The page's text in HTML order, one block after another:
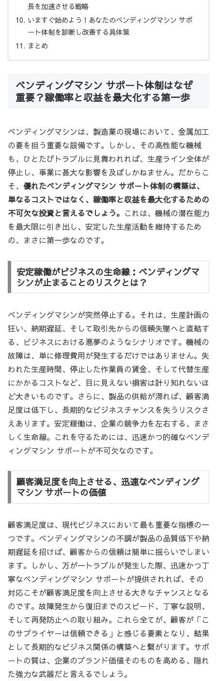
長を加速させる戦略
いますぐ始めよう！あなたのベンディングマシン サポ
ート体制を診断し改善する具体策
まとめ
ベンディングマシン サポート体制はなぜ
重要？稼働率と収益を最大化する第一歩
ベンディングマシンは、製造業の現場において、金属加工
の要を担う重要な設備です。しかし、その高性能な機械
も、ひとたびトラブルに見舞われれば、生産ライン全体が
停止し、事業に甚大な影響を及ぼしかねません。だからこ
そ、 優れたベンディングマシン サポート体制の構築は、
単なるコストではなく、稼働率と収益を最大化するための
不可欠な投資と言えるでしょう。 これは、機械の潜在能力
を最大限に引き出し、安定した生産活動を維持するため
の、まさに第一歩なのです。
安定稼働がビジネスの生命線：ベンディングマ
シンが止まることのリスクとは？
ベンディングマシンが突然停止する。それは、生産計画の
狂い、納期遅延、そして取引先からの信頼失墜へと直結す
る、ビジネスにおける悪夢のようなシナリオです。機械の
故障は、単に修理費用が発生するだけではありません。失
われた生産時間、停止した作業員の賃金、そして代替生産
にかかるコストなど、目に見えない損害は計り知れないほ
ど大きいものです。さらに、製品の供給が滞れば、顧客満
足度は低下し、長期的なビジネスチャンスを失うリスクさ
えあります。安定稼働は、企業の競争力を左右する、まさ
しく生命線。これを守るためには、迅速かつ的確なベンデ
ィングマシン サポートが不可欠なのです。
顧客満足度を向上させる、迅速なベンディング
マシン サポートの価値
顧客満足度は、現代ビジネスにおいて最も重要な指標の一
つです。ベンディングマシンの不調が製品の品質低下や納
期遅延を招けば、顧客からの信頼は簡単に揺らいでしまい
ます。しかし、万が一トラブルが発生した際、迅速かつ丁
寧なベンディングマシン サポートが提供されれば、その
対応こそが顧客満足度を向上させる大きなチャンスとなる
のです。故障発生から復旧までのスピード、丁寧な説明、
そして再発防止への取り組み。これら全てが、顧客が「こ
のサプライヤーは信頼できる」と感じる要素となり、結果
として長期的なビジネス関係の構築へと繋がります。サポ
ートの質は、企業のブランド価値そのものを高める、隠れ
た強力な武器だと言えるでしょう。